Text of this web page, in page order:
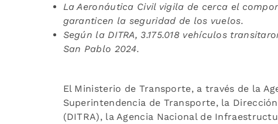
La Aeronáutica Civil vigila de cerca el
garanticen la seguridad de los vuelos.
Según la DITRA, 3.175.018 vehículos
San Pablo 2024.
El Ministerio de Transporte, a través de la
Superintendencia de Transporte, la
(DITRA), la Agencia Nacional de